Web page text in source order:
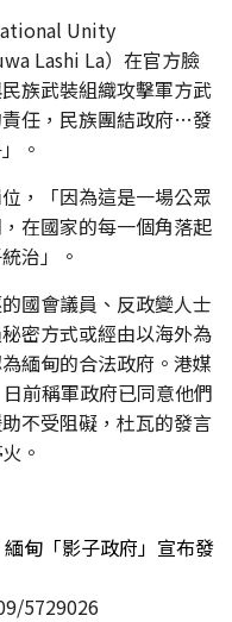
Unity
Lashi La）在官方臉
族武裝組織攻擊軍方武
任，民族團結政府…發
。
，「因為這是一場公眾
在國家的每一個角落起
治」。
國會議員、反政變人士
密方式或經由以海外為
緬甸的合法政府。港媒
前稱軍政府已同意他們
不受阻礙，杜瓦的發言
。
甸「影子政府」宣布發
5729026